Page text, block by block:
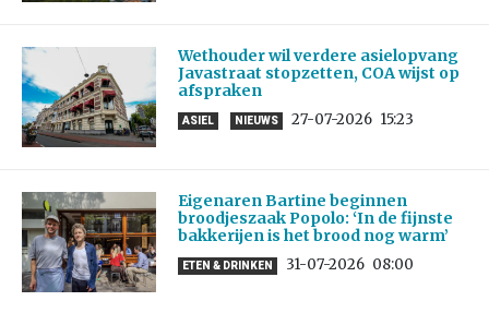
Wethouder wil verdere asielopvang
Javastraat stopzetten, COA wijst op
afspraken
ASIEL NIEUWS 27-07-2026 15:23
Eigenaren Bartine beginnen
broodjeszaak Popolo: ‘In de fijnste
bakkerijen is het brood nog warm’
ETEN & DRINKEN 31-07-2026 08:00